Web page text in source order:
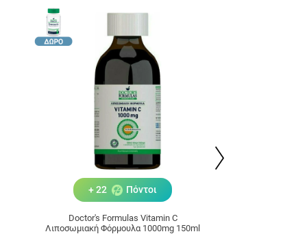
+ 22 Πόντοι
Doctor's Formulas Vitamin C
Λιποσωμιακή Φόρμουλα 1000mg 150ml